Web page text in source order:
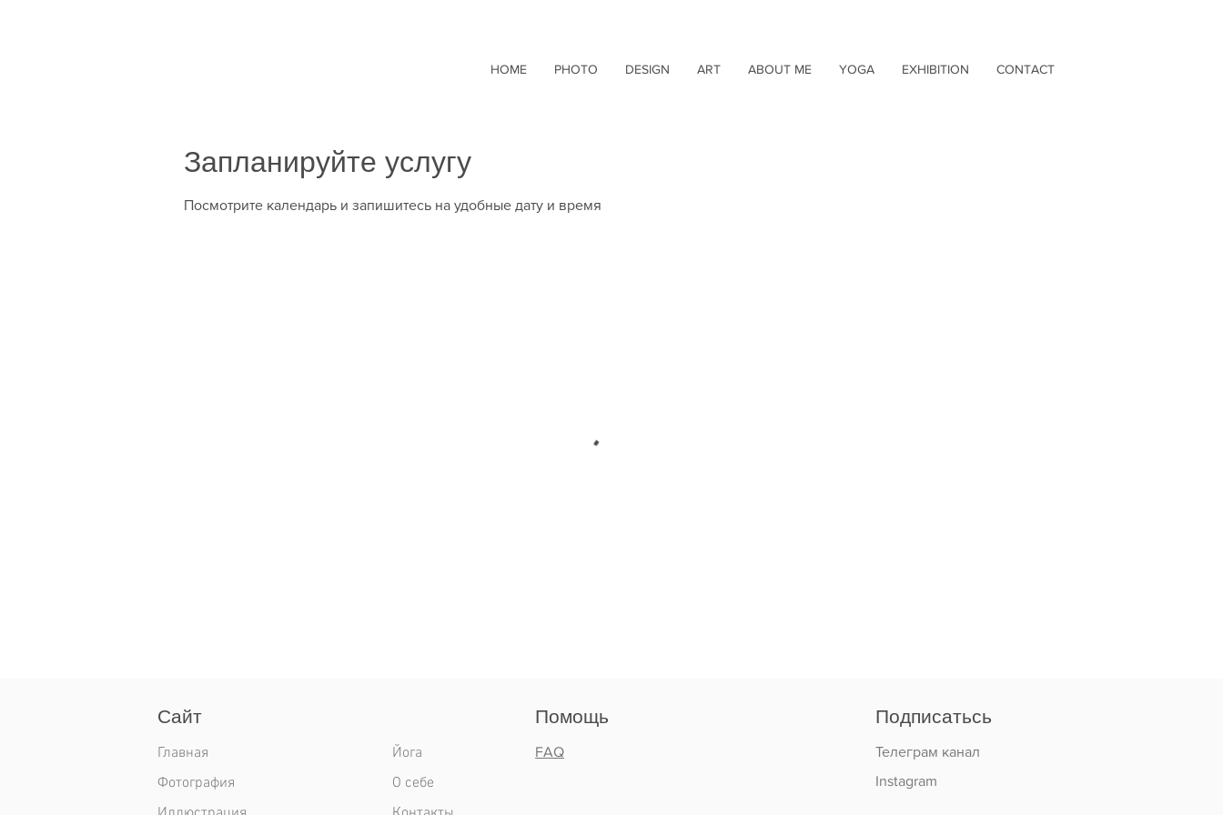
HOME PHOTO DESIGN ART ABOUT ME YOGA EXHIBITION CONTACT
Запланируйте услугу
Посмотрите календарь и запишитесь на удобные дату и время
Сайт
Главная
Фотография
Помощь
Йога
О себе
FAQ
Подписатьсь
Телеграм канал
Instagram